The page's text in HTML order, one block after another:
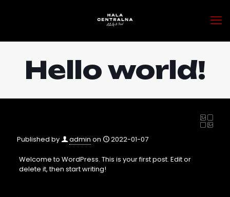
Hello world!
Published by admin on 2022-01-07
Welcome to WordPress. This is your first post. Edit or
delete it, then start writing!